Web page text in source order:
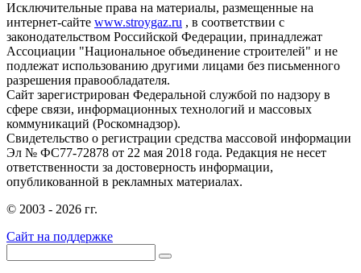
Исключительные права на материалы, размещенные на
интернет-сайте www.stroygaz.ru , в соответствии с
законодательством Российской Федерации, принадлежат
Ассоциации "Национальное объединение строителей" и не
подлежат использованию другими лицами без письменного
разрешения правообладателя.
Сайт зарегистрирован Федеральной службой по надзору в
сфере связи, информационных технологий и массовых
коммуникаций (Роскомнадзор).
Свидетельство о регистрации средства массовой информации
Эл № ФС77-72878 от 22 мая 2018 года. Редакция не несет
ответственности за достоверность информации,
опубликованной в рекламных материалах.
© 2003 - 2026 гг.
Сайт на поддержке